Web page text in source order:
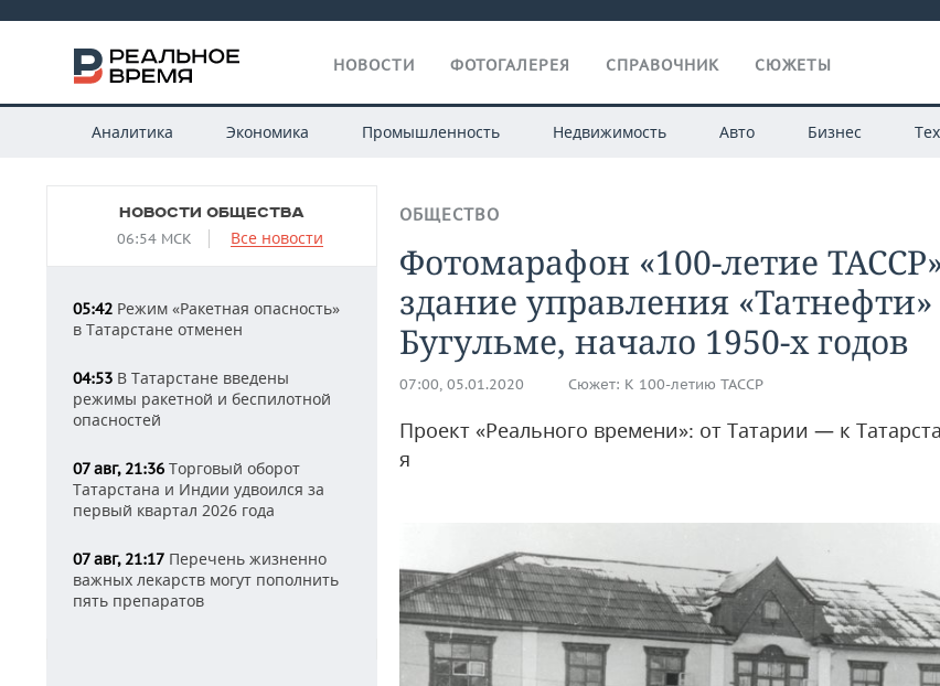
НОВОСТИ ФОТОГАЛЕРЕЯ СПРАВОЧНИК СЮЖЕТЫ
Аналитика Экономика Промышленность Недвижимость Авто Бизнес
НОВОСТИ ОБЩЕСТВА
06:54 МСК Все новости
05:42 Режим «Ракетная опасность»
в Татарстане отменен
04:53 В Татарстане введены
режимы ракетной и беспилотной
опасностей
07 авг, 21:36 Торговый оборот
Татарстана и Индии удвоился за
первый квартал 2026 года
07 авг, 21:17 Перечень жизненно
важных лекарств могут пополнить
пять препаратов
ОБЩЕСТВО
Фотомарафон «100-летие
здание управления «Татнефти»
Бугульме, начало 1950-х годов
07:00, 05.01.2020 Сюжет: К 100-летию ТАССР
Проект «Реального времени»: от Татарии — к
я